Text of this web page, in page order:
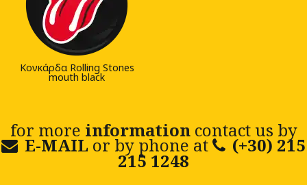
Κονκάρδα Rolling Stones
mouth black
for more informationcontact us by
E-MAIL or by phone at (+30) 215
215 1248